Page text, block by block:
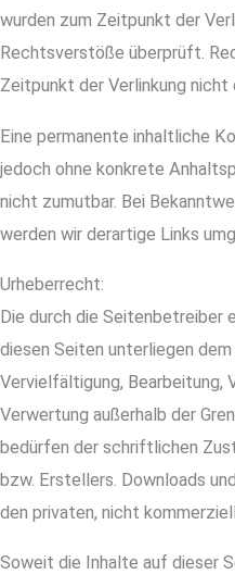
wurden zum Zeitpunkt der
Rechtsverstöße überprüft.
Zeitpunkt der Verlinkung nicht
Eine permanente inhaltliche
jedoch ohne konkrete
nicht zumutbar. Bei
werden wir derartige Links
Urheberrecht:
Die durch die Seitenbetreiber
diesen Seiten unterliegen
Vervielfältigung, Bearbeitung,
Verwertung außerhalb der
bedürfen der schriftlichen
bzw. Erstellers. Downloads
den privaten, nicht
Soweit die Inhalte auf dieser